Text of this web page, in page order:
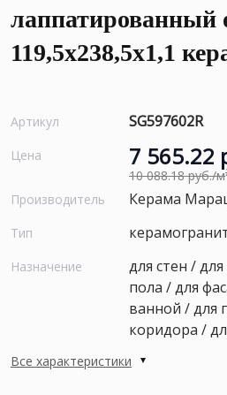
лаппатированный
119,5x238,5x1,1
Артикул SG597602R
Цена 7 565.22
10 088.18 руб./м
Производитель Керама
Тип
Назначение
для стен /
пола / для
ванной / для
коридора /
Все характеристики